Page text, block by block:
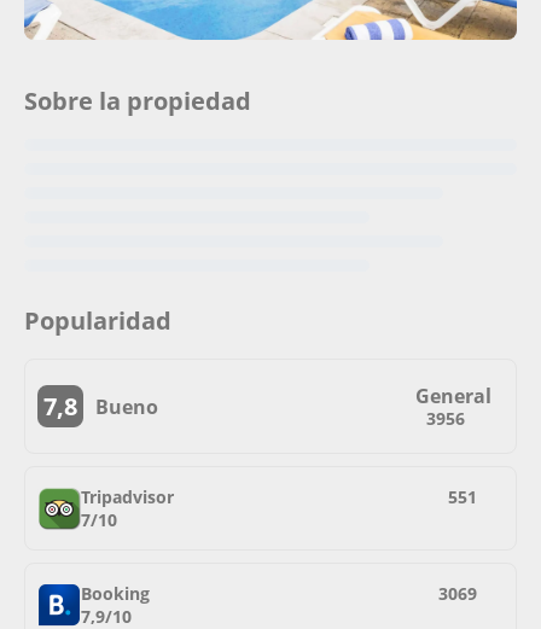
Sobre la propiedad
Popularidad
7,8 Bueno General
3956
Tripadvisor
7/10
551
Booking
7,9/10
3069